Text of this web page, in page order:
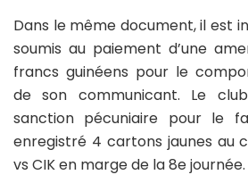
Dans le même document, il est
soumis au paiement d’une
francs guinéens pour le
de son communicant. Le
sanction pécuniaire pour le
enregistré 4 cartons jaunes au
vs CIK en marge de la 8e journée.